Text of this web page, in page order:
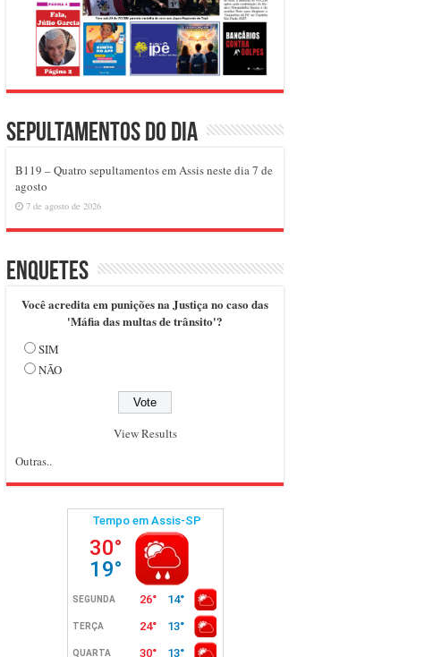
Sepultamentos do dia
B119 – Quatro sepultamentos em Assis neste dia 7 de
agosto
7 de agosto de 2026
Enquetes
Você acredita em punições na Justiça no caso das
'Máfia das multas de trânsito'?
SIM
NÃO
View Results
Outras..